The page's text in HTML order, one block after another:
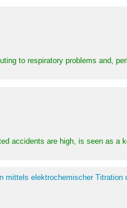
to respiratory problems and,
accidents are high, is seen as a
mittels elektrochemischer